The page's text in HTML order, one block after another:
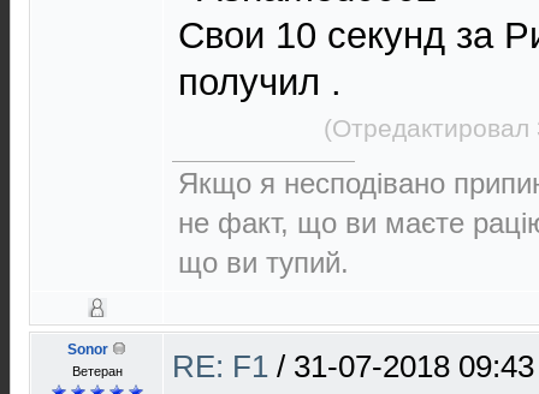
Свои 10 секунд за
получил .
Якщо я несподівано
не факт, що ви маєте
що ви тупий.
Sonor
Ветеран RE: F1 / 31-07-2018 09:43